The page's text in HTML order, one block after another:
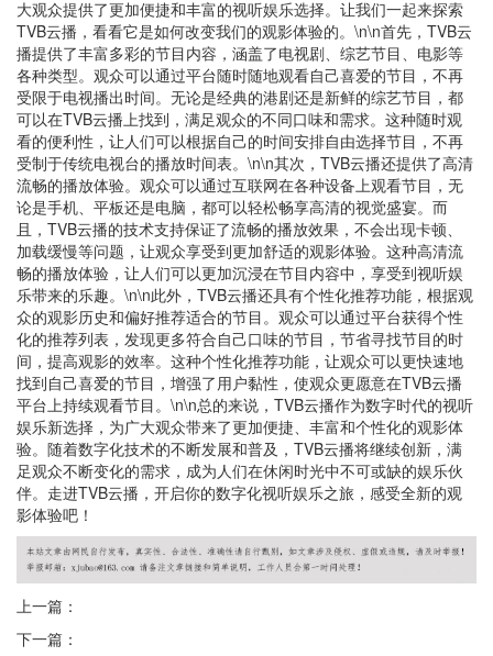
大观众提供了更加便捷和丰富的视听娱乐选择。让我们一起来探索
TVB云播，看看它是如何改变我们的观影体验的。\n\n首先，TVB云
播提供了丰富多彩的节目内容，涵盖了电视剧、综艺节目、电影等
各种类型。观众可以通过平台随时随地观看自己喜爱的节目，不再
受限于电视播出时间。无论是经典的港剧还是新鲜的综艺节目，都
可以在TVB云播上找到，满足观众的不同口味和需求。这种随时观
看的便利性，让人们可以根据自己的时间安排自由选择节目，不再
受制于传统电视台的播放时间表。\n\n其次，TVB云播还提供了高清
流畅的播放体验。观众可以通过互联网在各种设备上观看节目，无
论是手机、平板还是电脑，都可以轻松畅享高清的视觉盛宴。而
且，TVB云播的技术支持保证了流畅的播放效果，不会出现卡顿、
加载缓慢等问题，让观众享受到更加舒适的观影体验。这种高清流
畅的播放体验，让人们可以更加沉浸在节目内容中，享受到视听娱
乐带来的乐趣。\n\n此外，TVB云播还具有个性化推荐功能，根据观
众的观影历史和偏好推荐适合的节目。观众可以通过平台获得个性
化的推荐列表，发现更多符合自己口味的节目，节省寻找节目的时
间，提高观影的效率。这种个性化推荐功能，让观众可以更快速地
找到自己喜爱的节目，增强了用户黏性，使观众更愿意在TVB云播
平台上持续观看节目。\n\n总的来说，TVB云播作为数字时代的视听
娱乐新选择，为广大观众带来了更加便捷、丰富和个性化的观影体
验。随着数字化技术的不断发展和普及，TVB云播将继续创新，满
足观众不断变化的需求，成为人们在休闲时光中不可或缺的娱乐伙
伴。走进TVB云播，开启你的数字化视听娱乐之旅，感受全新的观
影体验吧！
上一篇：
下一篇：